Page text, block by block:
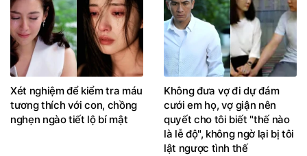
Xét nghiệm để kiểm tra máu
tương thích với con, chồng
nghẹn ngào tiết lộ bí mật
Không đưa vợ đi dự đám
cưới em họ, vợ giận nên
quyết cho tôi biết "thế nào
là lễ độ", không ngờ lại bị tôi
lật ngược tình thế